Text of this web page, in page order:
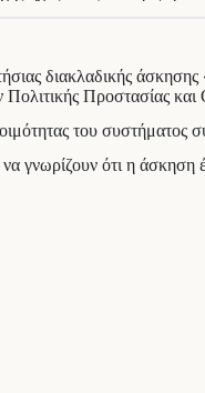
διακλαδικής
Προστασίας και
του
γνωρίζουν ότι η